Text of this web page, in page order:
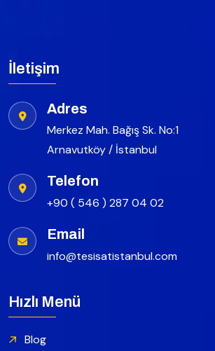
İletişim
Adres
Merkez Mah. Bağış Sk. No:1
Arnavutköy / İstanbul
Telefon
+90 ( 546 ) 287 04 02
Email
info@tesisatistanbul.com
Hızlı Menü
Blog